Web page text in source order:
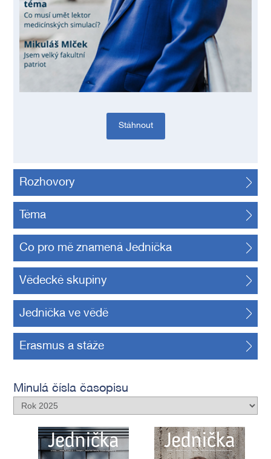
Stáhnout
Rozhovory
Téma
Co pro mě znamená Jednička
Vědecké skupiny
Jednička ve vědě
Erasmus a stáže
Minulá čísla časopisu